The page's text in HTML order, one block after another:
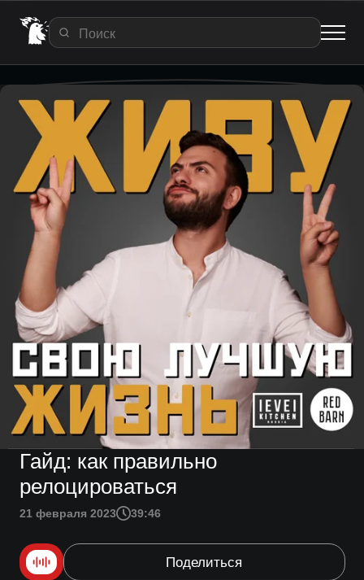
Гайд: как правильно
релоцироваться
21 февраля 2023 39:46
Поделиться